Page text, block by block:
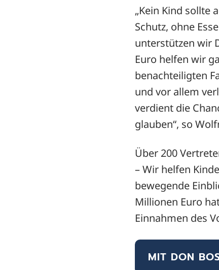
„Kein Kind sollte
Schutz, ohne
unterstützen wir
Euro helfen wir
benachteiligten
und vor allem
verdient die
glauben“, so
Über 200
– Wir helfen
bewegende
Millionen Euro
Einnahmen des
MIT DON